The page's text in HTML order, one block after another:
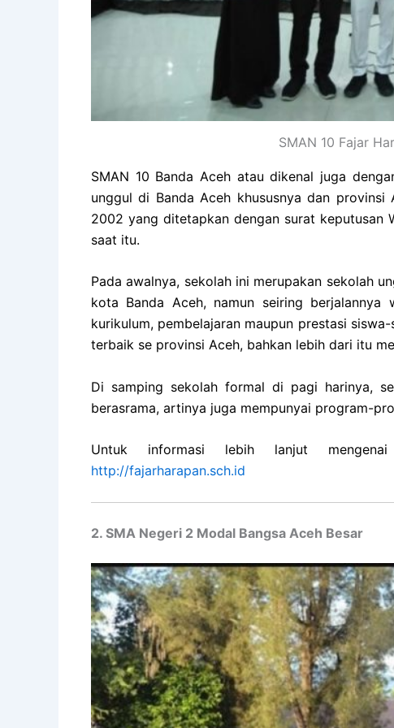
SMAN 10 Fajar
SMAN 10 Banda Aceh atau dikenal juga
unggul di Banda Aceh khususnya dan
2002 yang ditetapkan dengan surat keputusan
saat itu.
Pada awalnya, sekolah ini merupakan sekolah
kota Banda Aceh, namun seiring
kurikulum, pembelajaran maupun prestasi
terbaik se provinsi Aceh, bahkan lebih dari itu
Di samping sekolah formal di pagi harinya,
berasrama, artinya juga mempunyai program-
Untuk informasi lebih lanjut
http://fajarharapan.sch.id
2. SMA Negeri 2 Modal Bangsa Aceh Besar